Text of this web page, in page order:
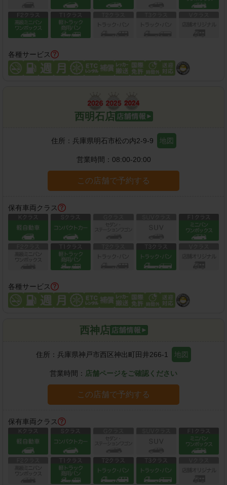
各種サービス
西明石店
住所： 兵庫県明石市松の内2-9-9 地図
営業時間： 08:00-20:00
この店舗で予約する
保有車両クラス
各種サービス
西神店
住所： 兵庫県神戸市西区神出町田井266-1 地図
営業時間： 店舗ページをご確認ください
この店舗で予約する
保有車両クラス